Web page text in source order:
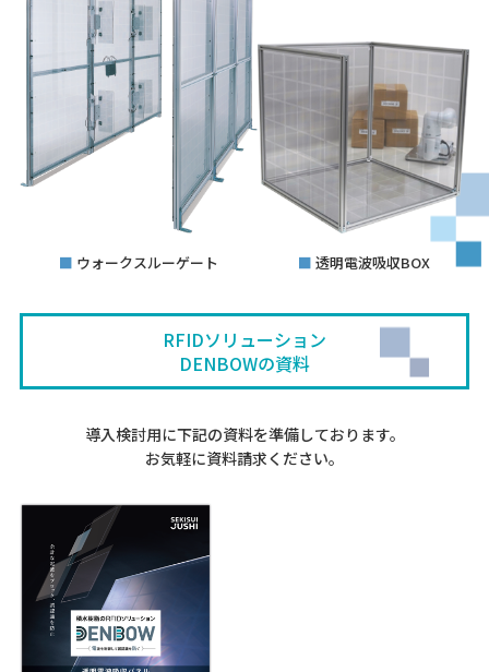
■ ウォークスルーゲート ■ 透明電波吸収BOX
RFIDソリューション
DENBOWの資料
導入検討用に下記の資料を準備しております。
お気軽に資料請求ください。